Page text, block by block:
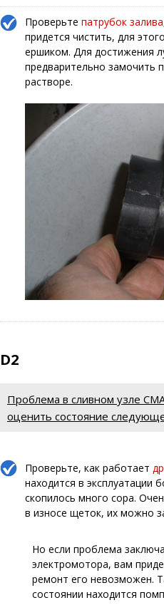
Проверьте патрубок залива
придется чистить, для
ершиком. Для достижения
предварительно замочить
растворе.
D2
Проблема в сливном узле
оценить состояние
Проверьте, как работает
находится в эксплуатации
скопилось много сора.
в износе щеток, их можно
Но если проблема
электромотора, вам
ремонт его невозможен.
состоянии находится